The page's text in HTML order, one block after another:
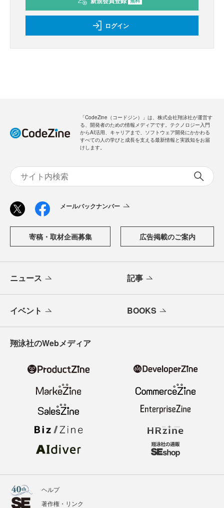
ログイン
「CodeZine（コードジン）」は、株式会社翔泳社が運営す
る、開発者のための情報メディアです。テクノロジー入門
からAI活用、キャリアまで、ソフトウェア開発にかかわる
すべての人の学びと成長を支える最新情報と実践知をお届
けします。
メールバックナンバー
寄稿・取材企画募集 広告掲載のご案内
ニュース 記事
イベント BOOKS
翔泳社のWebメディア
ヘルプ
著作権・リンク